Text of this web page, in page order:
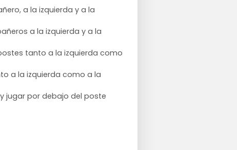
a la izquierda y a la
a la izquierda y a la
tanto a la izquierda como
a la izquierda como a la
jugar por debajo del poste